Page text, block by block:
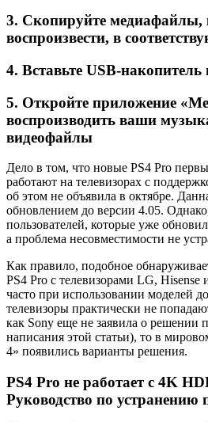
3. Скопируйте медиафайлы,
воспроизвести, в
4. Вставьте USB-
5. Откройте приложение
воспроизводить ваши
видеофайлы
Дело в том, что новые PS4 Pro
работают на телевизорах с
об этом не объявила в октябре.
обновлением до версии 4.05.
пользователей, которые уже
а проблема несовместимости не
Как правило, подобное
PS4 Pro с телевизорами LG,
часто при использовании моделей
телевизоры практически не
как Sony еще не заявила о решении
написания этой статьи), то в
4» появились варианты решения.
PS4 Pro не работает с 4K
Руководство по устранению